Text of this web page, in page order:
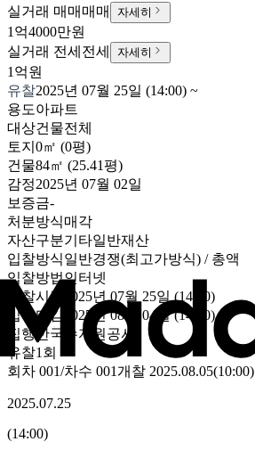
실거래 매매 매매 자세히
1억4000만원
실거래 전세 전세 자세히
1억원
유찰2025년 07월 25일 (14:00) ~
용도아파트
대상건물전체
토지 0㎡ (0평)
건물84㎡ (25.41평)
감정2025년 07월 02일
보증금-
처분방식매각
자산구분기타일반재산
입찰방식일반경쟁(최고가방식) / 총액
입찰방법인터넷
입찰시작
2025년 07월 25일 (14:00)
입찰마감
2025년 08월 04일 (14:00)
집행 한국수자원공사
유찰1회
회차 001/차수 001개찰 2025.08.05(10:00)
2025.07.25
(14:00)